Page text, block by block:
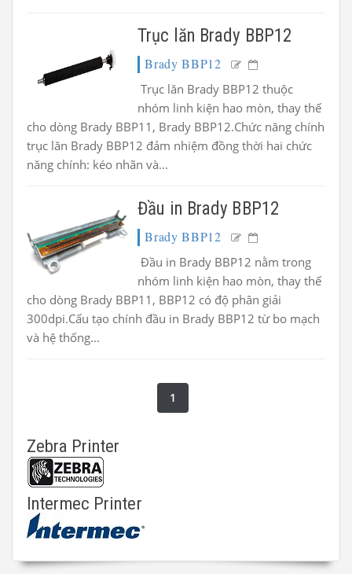
Trục lăn Brady BBP12
Brady BBP12
Trục lăn Brady BBP12 thuộc
nhóm linh kiện hao mòn, thay thế
cho dòng Brady BBP11, Brady BBP12.Chức năng chính
trục lăn Brady BBP12 đảm nhiệm đồng thời hai chức
năng chính: kéo nhãn và...
Đầu in Brady BBP12
Brady BBP12
Đầu in Brady BBP12 nằm trong
nhóm linh kiện hao mòn, thay thế
cho dòng Brady BBP11, BBP12 có độ phân giải
300dpi.Cấu tạo chính đầu in Brady BBP12 từ bo mạch
và hệ thống...
1
Zebra Printer
Intermec Printer